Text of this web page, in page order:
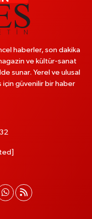
haberler, son dakika
ve kültür-sanat
sunar. Yerel ve ulusal
güvenilir bir haber